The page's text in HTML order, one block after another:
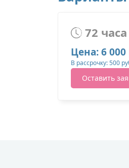
72 часа
Цена: 6 000
В рассрочку: 500
Оставить